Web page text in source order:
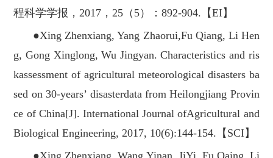
程科学学报，2017，25（5）：892-904.【EI】
●Xing Zhenxiang, Yang Zhaorui,Fu Qiang, Li Hen
g, Gong Xinglong, Wu Jingyan. Characteristics and ris
kassessment of agricultural meteorological disasters ba
sed on 30-years’ disasterdata from Heilongjiang Provin
ce of China[J]. International Journal ofAgricultural and
Biological Engineering, 2017, 10(6):144-154.【SCI】
●Xing Zhenxiang, Wang Yinan, JiYi, Fu Qaing, Li